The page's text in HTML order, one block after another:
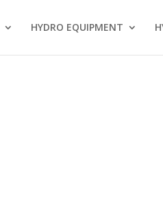
HYDRO EQUIPMENT